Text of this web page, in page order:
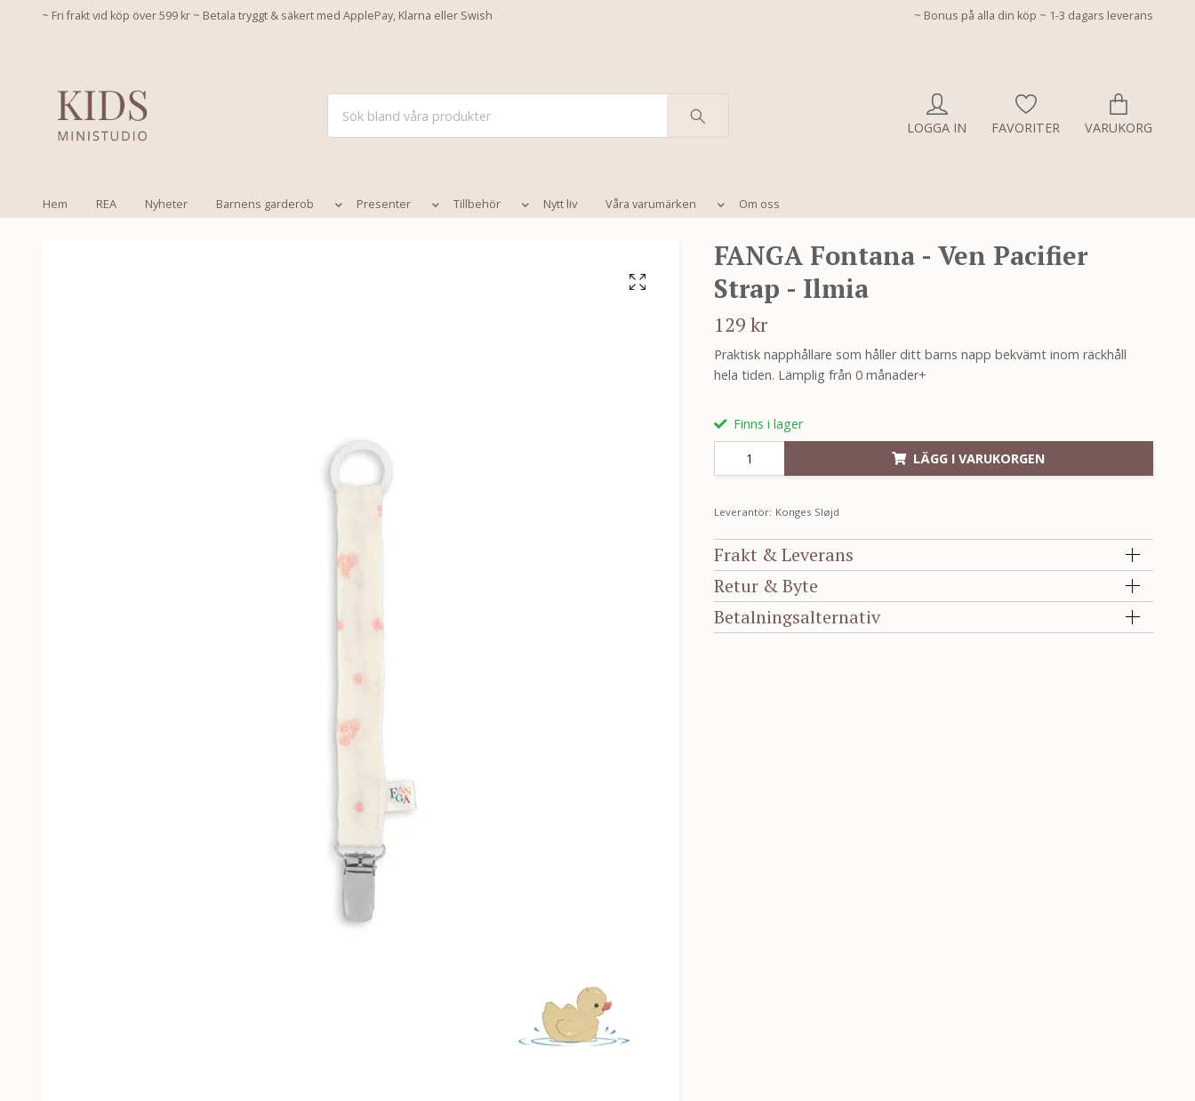
~ Fri frakt vid köp över 599 kr ~ Betala tryggt & säkert med ApplePay, Klarna eller Swish ~ Bonus på alla din köp ~ 1-3 dagars leverans
LOGGA IN FAVORITER VARUKORG
Hem REA Nyheter Barnens garderob Presenter Tillbehör Nytt liv Våra varumärken Om oss
FANGA Fontana - Ven Pacifier
Strap - Ilmia
129 kr
Praktisk napphållare som håller ditt barns napp bekvämt inom räckhåll
hela tiden. Lämplig från 0 månader+
Finns i lager
LÄGG I VARUKORGEN
Leverantör: Konges Sløjd
Frakt & Leverans
Retur & Byte
Betalningsalternativ